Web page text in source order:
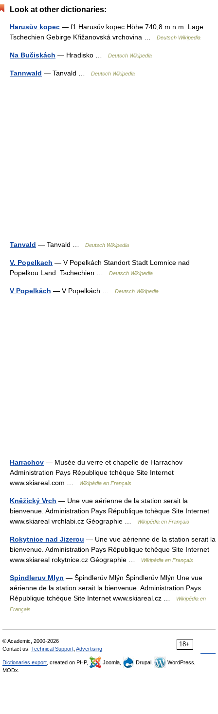
Look at other dictionaries:
Harusův kopec — f1 Harusův kopec Höhe 740,8 m n.m. Lage
Tschechien Gebirge Křižanovská vrchovina …
Deutsch Wikipedia
Na Bučiskách — Hradisko … Deutsch Wikipedia
Tannwald — Tanvald … Deutsch Wikipedia
Tanvald — Tanvald … Deutsch Wikipedia
V. Popelkach — V Popelkách Standort Stadt Lomnice nad
Popelkou Land Tschechien …
Deutsch Wikipedia
V Popelkách — V Popelkách … Deutsch Wikipedia
Harrachov — Musée du verre et chapelle de Harrachov
Administration Pays République tchèque Site Internet
www.skiareal.com …
Wikipédia en Français
Kněžický Vrch — Une vue aérienne de la station serait la
bienvenue. Administration Pays République tchèque Site Internet
www.skiareal vrchlabi.cz Géographie …
Wikipédia en Français
Rokytnice nad Jizerou — Une vue aérienne de la station serait la
bienvenue. Administration Pays République tchèque Site Internet
www.skiareal rokytnice.cz Géographie …
Wikipédia en Français
Spindleruv Mlyn — Špindlerův Mlýn Špindlerův Mlýn Une vue
aérienne de la station serait la bienvenue. Administration Pays
République tchèque Site Internet www.skiareal.cz …
Wikipédia en
Français
18+
© Academic, 2000-2026
Contact us: Technical Support Advertising
Dictionaries export , created on PHP, Joomla, Drupal,
WordPress,
MODx.